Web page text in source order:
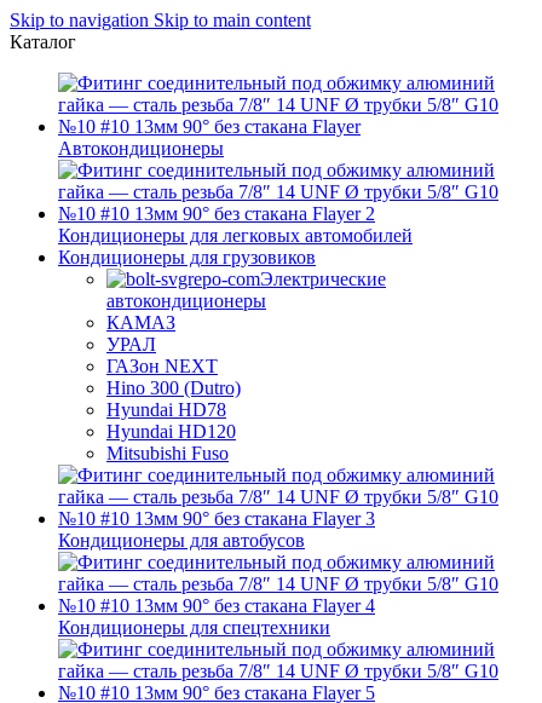
Skip to navigation Skip to main content
Каталог
Автокондиционеры
Кондиционеры для легковых автомобилей
Кондиционеры для грузовиков
Электрические
автокондиционеры
КАМАЗ
УРАЛ
ГАЗон NEXT
Hino 300 (Dutro)
Hyundai HD78
Hyundai HD120
Mitsubishi Fuso
Кондиционеры для автобусов
Кондиционеры для спецтехники